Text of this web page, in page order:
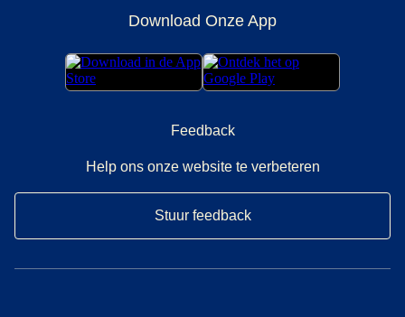
Download Onze App
Feedback
Help ons onze website te verbeteren
Stuur feedback